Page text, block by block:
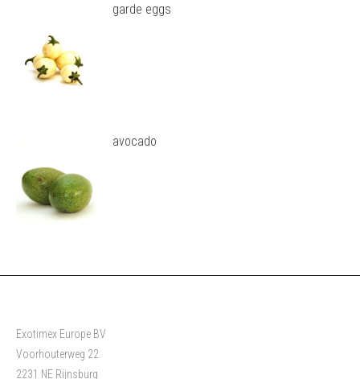
garde eggs
avocado
Exotimex Europe BV
Voorhouterweg 22
2231 NE Rijnsburg